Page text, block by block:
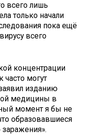
всего лишь
только начали
пока ещё
всего
концентрации
часто могут
изданию
медицины в
момент я бы не
образовавшиеся
заражения».